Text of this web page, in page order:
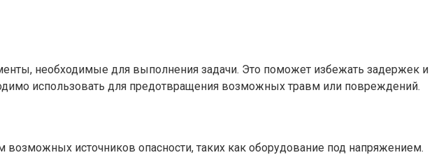
необходимые для выполнения задачи. Это поможет избежать задержек и
использовать для предотвращения возможных травм или повреждений.
возможных источников опасности, таких как оборудование под напряжением.